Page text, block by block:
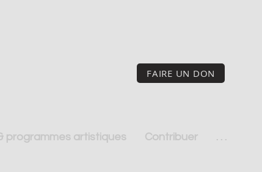
FAIRE UN DON
programmes artistiques Contribuer . . .